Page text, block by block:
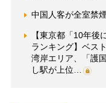
中国人客が全室禁
【東京都「10年後
ランキング】ベス
湾岸エリア、「護
し駅が上位…